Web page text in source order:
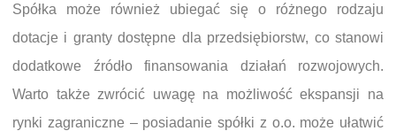
Spółka może również ubiegać się o różnego rodzaju
dotacje i granty dostępne dla przedsiębiorstw, co stanowi
dodatkowe źródło finansowania działań rozwojowych.
Warto także zwrócić uwagę na możliwość ekspansji na
rynki zagraniczne – posiadanie spółki z o.o. może ułatwić